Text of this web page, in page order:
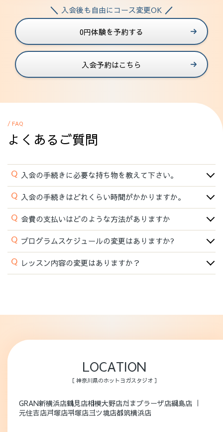
入会後も自由にコース変更OK
0円体験を予約する
入会予約はこちら
/ FAQ
よくあるご質問
Q 入会の手続きに必要な持ち物を教えて下さい。
Q 入会の手続きはどれくらい時間がかかりますか。
Q 会費の支払いはどのような方法がありますか
Q プログラムスケジュールの変更はありますか?
Q レッスン内容の変更はありますか？
LOCATION
［ 神奈川県のホットヨガスタジオ ］
GRAN新横浜店鶴見店相模大野店たまプラーザ店綱島店
元住吉店戸塚店平塚店三ツ境店都筑横浜店